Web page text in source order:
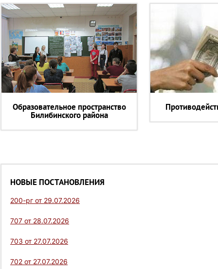
Образовательное пространство
Билибинского района
НОВЫЕ ПОСТАНОВЛЕНИЯ
200-рг от 29.07.2026
707 от 28.07.2026
703 от 27.07.2026
702 от 27.07.2026